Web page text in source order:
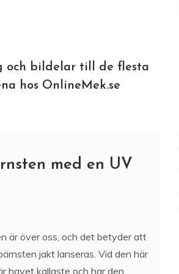
och bildelar till de flesta
hos OnlineMek.se
med en UV
är över oss, och det betyder att
jakt lanseras. Vid den här
havet kallaste och har den